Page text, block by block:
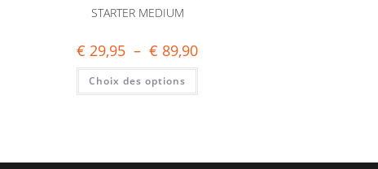
STARTER MEDIUM
€ 29,95 – € 89,90
Choix des options